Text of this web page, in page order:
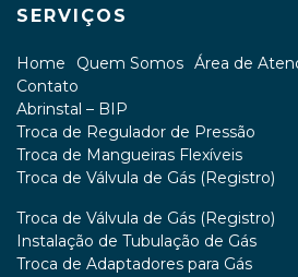
SERVIÇOS
Home Quem Somos Área de
Contato
Abrinstal – BIP
Troca de Regulador de Pressão
Troca de Mangueiras Flexíveis
Troca de Válvula de Gás (Registro)
Troca de Válvula de Gás (Registro)
Instalação de Tubulação de Gás
Troca de Adaptadores para Gás